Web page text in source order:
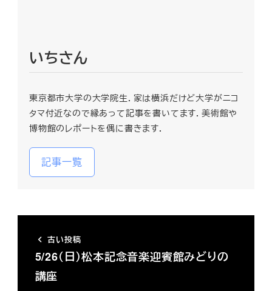
いちさん
東京都市大学の大学院生．家は横浜だけど大学がニコ
タマ付近なので縁あって記事を書いてます．美術館や
博物館のレポートを偶に書きます．
記事一覧
古い投稿
5/26（日）松本記念音楽迎賓館みどりの
講座